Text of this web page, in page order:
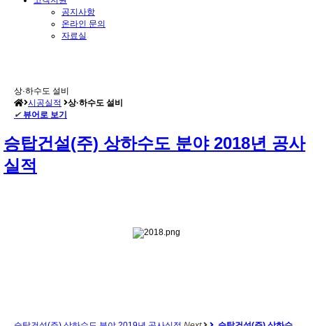
공지사항
온라인 문의
자료실
상·하수도 설비
시공실적
상·하수도 설비
✔ 뷰어로 보기
승탑건설(주) 상하수도 분야 2018년 공사
실적